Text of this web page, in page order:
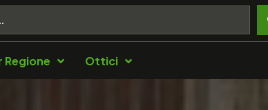
Ottici